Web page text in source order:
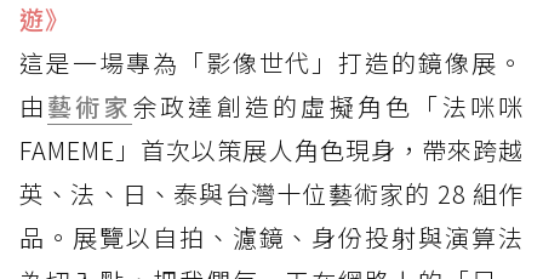
遊》
這是一場專為「影像世代」打造的鏡像展。
由藝術家余政達創造的虛擬角色「法咪咪
FAMEME」首次以策展人角色現身，帶來跨越
英、法、日、泰與台灣十位藝術家的 28 組作
品。展覽以自拍、濾鏡、身份投射與演算法